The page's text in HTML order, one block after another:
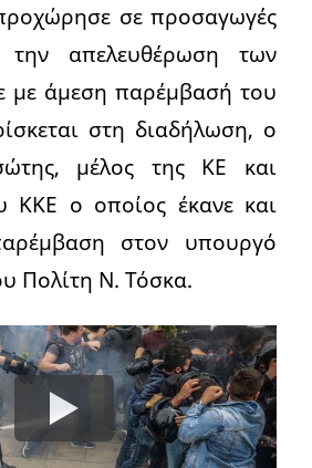
σε προσαγωγές
απελευθέρωση των
με άμεση παρέμβασή του
στη διαδήλωση, ο
μέλος της ΚΕ και
ΚΚΕ ο οποίος έκανε και
στον υπουργό
Πολίτη Ν. Τόσκα.